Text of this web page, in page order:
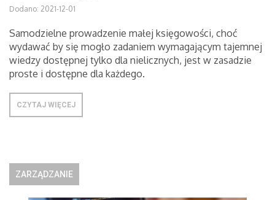
Dodano: 2021-12-01
Samodzielne prowadzenie małej księgowości, choć
wydawać by się mogło zadaniem wymagającym tajemnej
wiedzy dostępnej tylko dla nielicznych, jest w zasadzie
proste i dostępne dla każdego.
CZYTAJ WIĘCEJ
ZARZĄDZANIE